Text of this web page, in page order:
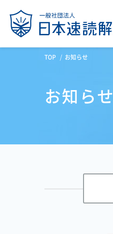
TOP お知らせ
お知らせ